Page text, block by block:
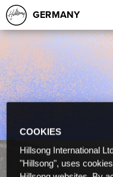
GERMANY
COOKIES
Hillsong International
"Hillsong", uses